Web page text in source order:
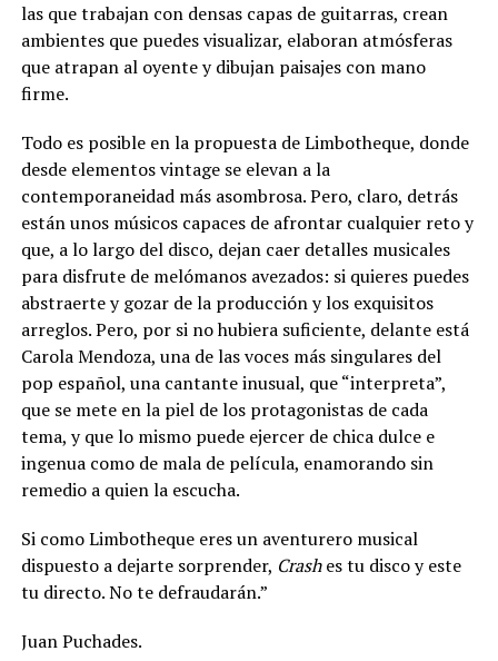
las que trabajan con densas capas de guitarras, crean
ambientes que puedes visualizar, elaboran atmósferas
que atrapan al oyente y dibujan paisajes con mano
firme.
Todo es posible en la propuesta de Limbotheque, donde
desde elementos vintage se elevan a la
contemporaneidad más asombrosa. Pero, claro, detrás
están unos músicos capaces de afrontar cualquier reto y
que, a lo largo del disco, dejan caer detalles musicales
para disfrute de melómanos avezados: si quieres puedes
abstraerte y gozar de la producción y los exquisitos
arreglos. Pero, por si no hubiera suficiente, delante está
Carola Mendoza, una de las voces más singulares del
pop español, una cantante inusual, que “interpreta”,
que se mete en la piel de los protagonistas de cada
tema, y que lo mismo puede ejercer de chica dulce e
ingenua como de mala de película, enamorando sin
remedio a quien la escucha.
Si como Limbotheque eres un aventurero musical
dispuesto a dejarte sorprender, Crashes tu disco y este
tu directo. No te defraudarán.”
Juan Puchades.